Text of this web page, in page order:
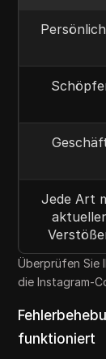
Jede Art
Überprüfen Sie
die Instagram-
funktioniert